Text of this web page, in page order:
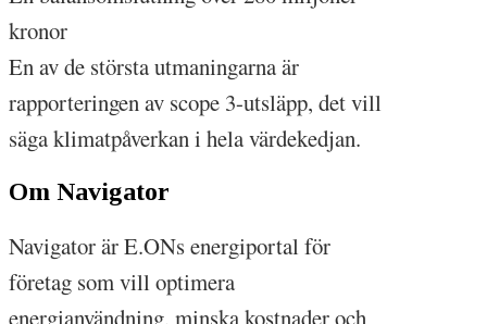
kronor
En av de största utmaningarna är
rapporteringen av scope 3-utsläpp, det vill
säga klimatpåverkan i hela värdekedjan.
Om Navigator
Navigator är E.ONs energiportal för
företag som vill optimera
energianvändning, minska kostnader och